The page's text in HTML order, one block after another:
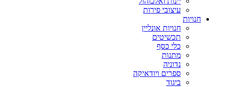
עיצובי פירות
חנויות
חנויות אונליין
תכשיטים
כלי כסף
מתנות
נדוניה
ספרים ויודאיקה
ביגוד